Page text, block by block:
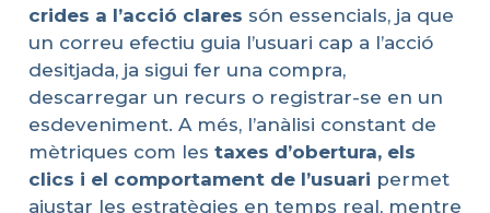
crides a l’acció clares són essencials, ja que
un correu efectiu guia l’usuari cap a l’acció
desitjada, ja sigui fer una compra,
descarregar un recurs o registrar-se en un
esdeveniment. A més, l’anàlisi constant de
mètriques com les taxes d’obertura, els
clics i el comportamentde l’usuari permet
ajustar les estratègies en temps real, mentre